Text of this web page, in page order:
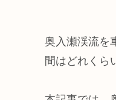
奥入瀬渓流を
間はどれくら